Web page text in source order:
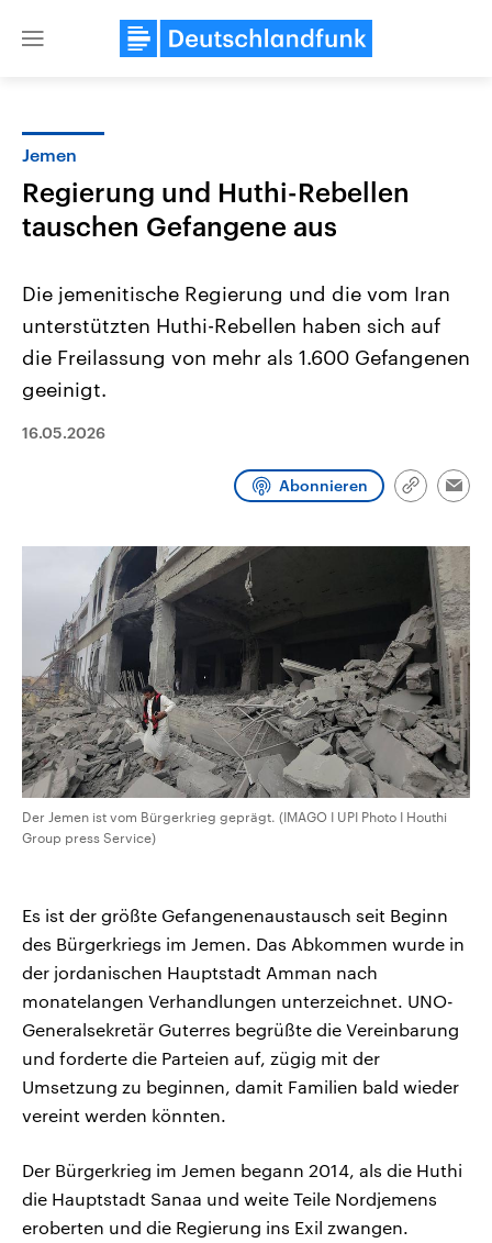
Close
Landtagswahl Sachsen-Anhalt
2026
Sachsen-Anhalt wählt am 6.
Bundesland von einer Koalition aus
und Hintergründe zu den Parteien
und Kandidaten der anstehenden
den mächtigsten Ländern
mit großem Einfluss auf
aktuelle Weltgeschehen.
Sendungen Programm
Audio-Archiv
Jemen
Regierung und Huthi-Rebellen
tauschen Gefangene aus
Die jemenitische Regierung und die vom Iran
unterstützten Huthi-Rebellen haben sich auf
die Freilassung von mehr als 1.600 Gefangenen
geeinigt.
16.05.2026
Abonnieren
Link
Der Jemen ist vom Bürgerkrieg geprägt. (IMAGO I UPI Photo I Houthi
Group press Service)
Es ist der größte Gefangenenaustausch seit Beginn
des Bürgerkriegs im Jemen. Das Abkommen wurde in
der jordanischen Hauptstadt Amman nach
monatelangen Verhandlungen unterzeichnet. UNO-
Generalsekretär Guterres begrüßte die Vereinbarung
und forderte die Parteien auf, zügig mit der
Umsetzung zu beginnen, damit Familien bald wieder
vereint werden könnten.
Der Bürgerkrieg im Jemen begann 2014, als die Huthi
die Hauptstadt Sanaa und weite Teile Nordjemens
eroberten und die Regierung ins Exil zwangen.